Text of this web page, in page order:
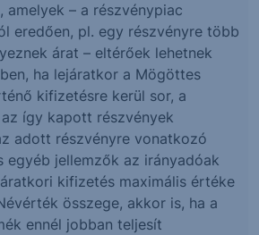
amelyek – a részvénypiac
eredően, pl. egy részvényre több
árat – eltérőek lehetnek
ha lejáratkor a Mögöttes
kifizetésre kerül sor, a
így kapott részvények
adott részvényre vonatkozó
egyéb jellemzők az irányadóak
kifizetés maximális értéke
összege, akkor is, ha a
ennél jobban teljesít